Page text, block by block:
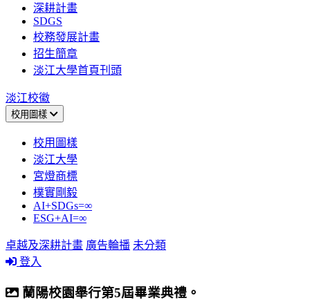
深耕計畫
SDGS
校務發展計畫
招生簡章
淡江大學首頁刊頭
淡江校徽
校用圖樣
校用圖樣
淡江大學
宮燈商標
樸實剛毅
AI+SDGs=∞
ESG+AI=∞
卓越及深耕計畫 廣告輪播 未分類
登入
蘭陽校園舉行第5屆畢業典禮。